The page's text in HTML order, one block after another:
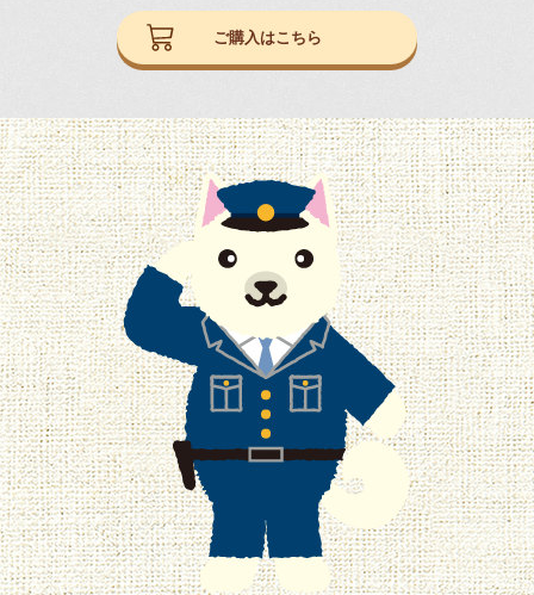
ご購入はこちら